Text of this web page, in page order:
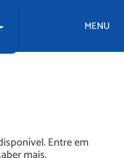
MENU
Entre em